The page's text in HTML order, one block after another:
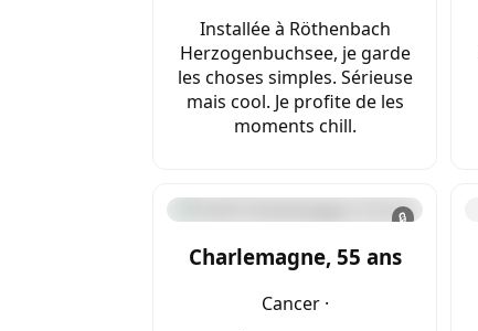
Installée à Röthenbach
Herzogenbuchsee, je garde
les choses simples. Sérieuse
mais cool. Je profite de les
moments chill.
🔒
Charlemagne, 55 ans
Cancer ·